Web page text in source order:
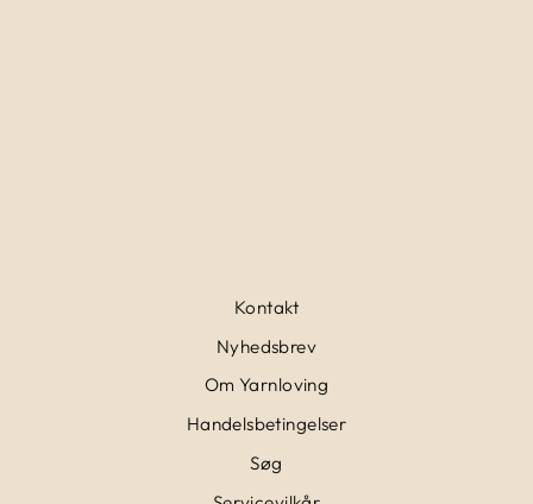
Kontakt
Nyhedsbrev
Om Yarnloving
Handelsbetingelser
Søg